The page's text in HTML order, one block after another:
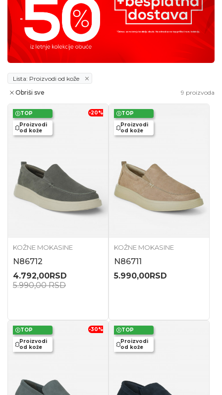
Lista: Proizvodi od kože
9 proizvoda
Obriši sve
TOP
Proizvodi
od kože
-20%
KOŽNE MOKASINE
N86712
4.792,00RSD
5.990,00RSD
TOP
Proizvodi
od kože
KOŽNE MOKASINE
N86711
5.990,00RSD
TOP
Proizvodi
od kože
-30%
TOP
Proizvodi
od kože